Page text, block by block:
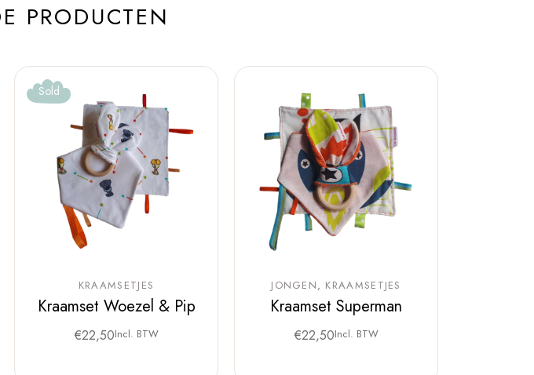
PRODUCTEN
Sold
KRAAMSETJES
Kraamset Woezel & Pip
€22,50Incl. BTW
JONGEN KRAAMSETJES
Kraamset Superman
€22,50Incl. BTW